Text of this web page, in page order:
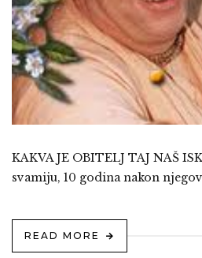
KAKVA JE OBITELJ TAJ NAŠ
svamiju, 10 godina nakon
READ MORE